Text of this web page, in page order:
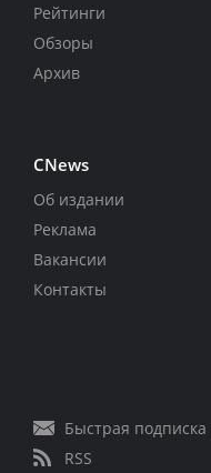
Рейтинги
Обзоры
Архив
CNews
Об издании
Реклама
Вакансии
Контакты
Быстрая подписка
RSS